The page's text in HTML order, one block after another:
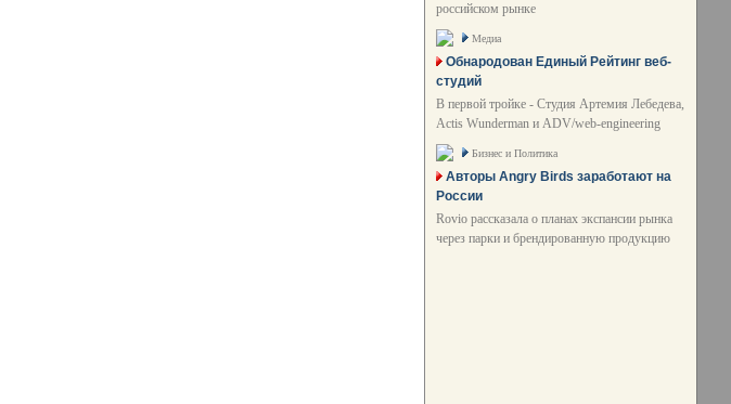
российском рынке
Медиа
Обнародован Единый Рейтинг веб-
студий
В первой тройке - Студия Артемия Лебедева,
Actis Wunderman и ADV/web-engineering
Бизнес и Политика
Авторы Angry Birds заработают на
России
Rovio рассказала о планах экспансии рынка
через парки и брендированную продукцию